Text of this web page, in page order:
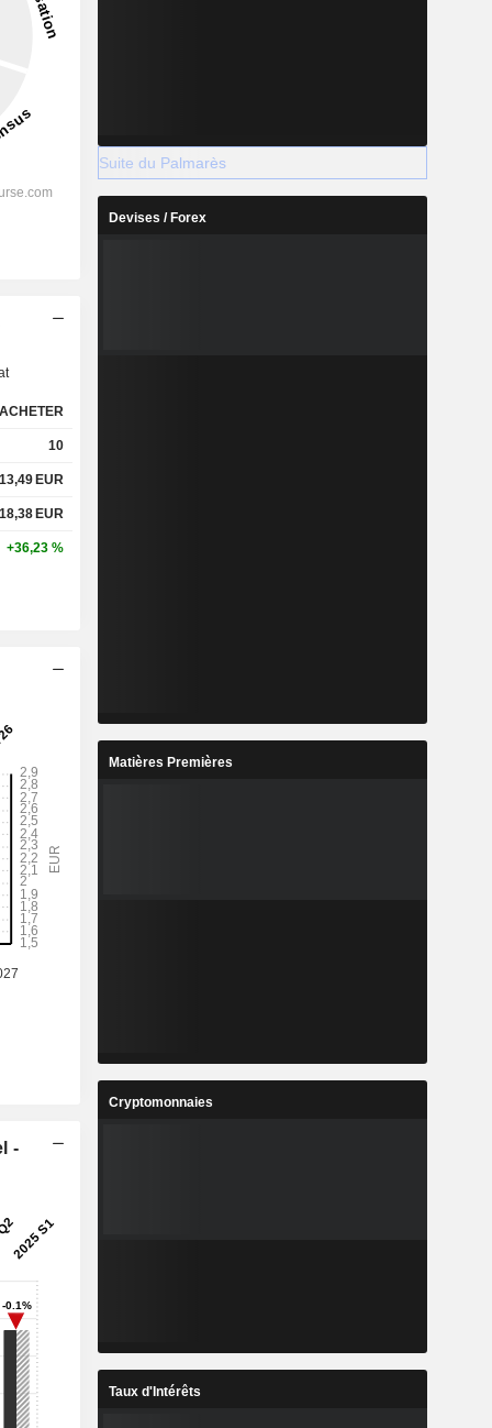
ACHETER
10
13,49 EUR
18,38 EUR
+36,23 %
-
Suite du Palmarès
Devises / Forex
Matières Premières
Cryptomonnaies
Taux d'Intérêts